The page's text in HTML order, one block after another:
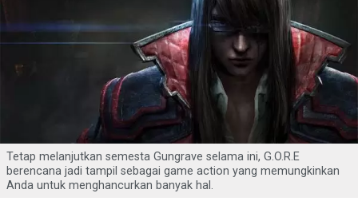
Tetap melanjutkan semesta Gungrave selama ini, G.O.R.E
berencana jadi tampil sebagai game action yang memungkinkan
Anda untuk menghancurkan banyak hal.